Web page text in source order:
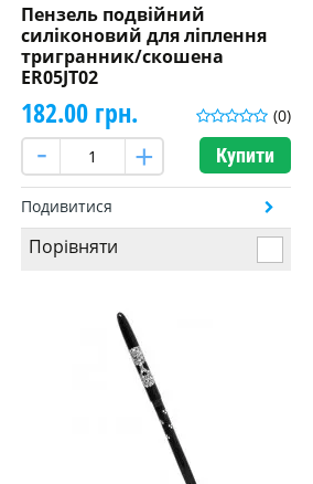
Пензель подвійний
силіконовий для ліплення
тригранник/скошена
ER05JТ02
(0)
182.00 грн.
Купити
Подивитися
Порівняти